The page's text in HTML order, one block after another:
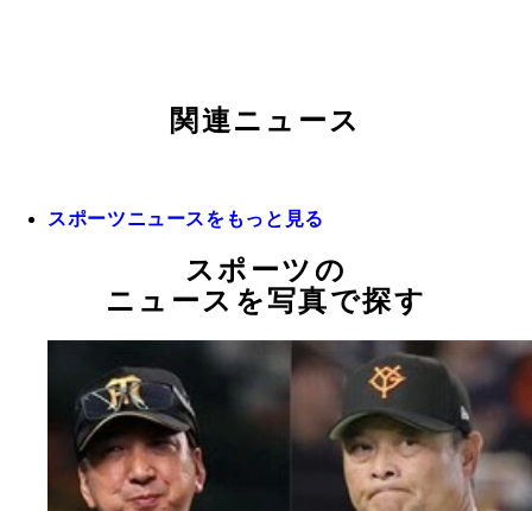
関連ニュース
スポーツニュースをもっと見る
スポーツの
ニュースを写真で探す